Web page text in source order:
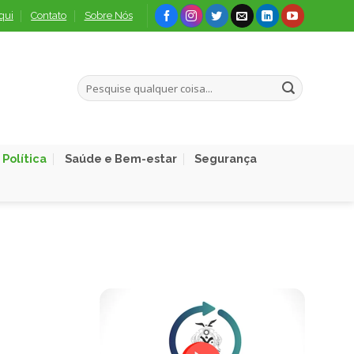
Contato Sobre Nós
Política Saúde e Bem-estar Segurança